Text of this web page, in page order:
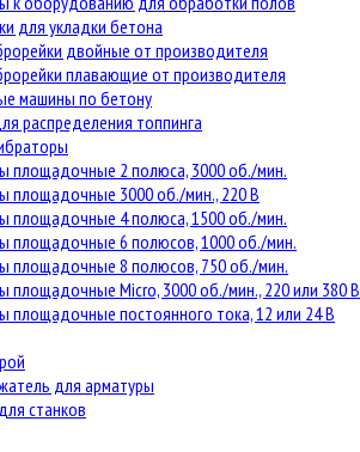
для укладки бетона
двойные от производителя
плавающие от производителя
машины по бетону
распределения топпинга
площадочные 2 полюса, 3000 об./мин.
площадочные 3000 об./мин., 220 В
площадочные 4 полюса, 1500 об./мин.
площадочные 6 полюсов, 1000 об./мин.
площадочные 8 полюсов, 750 об./мин.
площадочные Micro, 3000 об./мин., 220 или 380 В
площадочные постоянного тока, 12 или 24 В
для арматуры
станков